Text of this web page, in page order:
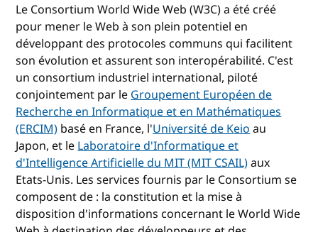
Le Consortium World Wide Web (W3C) a été créé
pour mener le Web à son plein potentiel en
développant des protocoles communs qui facilitent
son évolution et assurent son interopérabilité. C'est
un consortium industriel international, piloté
conjointement par leGroupement Européen de
Recherche en Informatique et en Mathématiques
(ERCIM)basé en France, l'Université de Keioau
Japon, et leLaboratoire d'Informatique et
d'Intelligence Artificielle du MIT (MIT CSAIL)aux
Etats-Unis. Les services fournis par le Consortium se
composent de : la constitution et la mise à
disposition d'informations concernant le World Wide